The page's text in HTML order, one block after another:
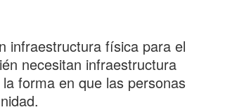
infraestructura física para el
necesitan infraestructura
forma en que las personas